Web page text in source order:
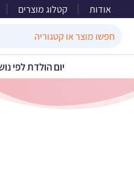
אודות קטלוג מוצרים
for:
יום הולדת לפי